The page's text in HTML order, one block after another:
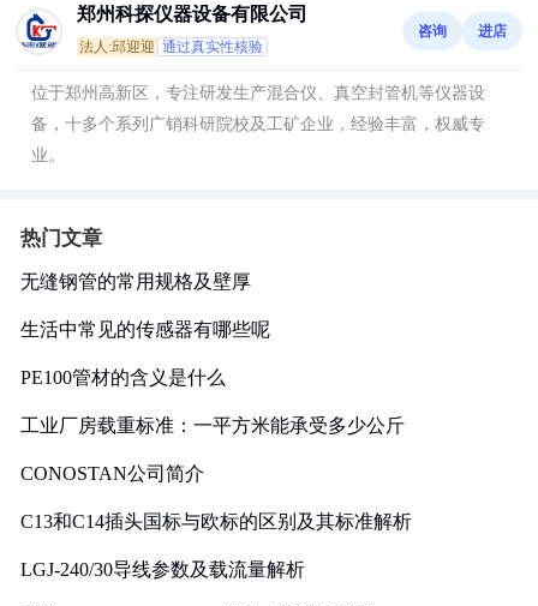
郑州科探仪器设备有限公司
法人:邱迎迎 通过真实性核验
咨询 进店
位于郑州高新区，专注研发生产混合仪、真空封管机等仪器设
备，十多个系列广销科研院校及工矿企业，经验丰富，权威专
业。
热门文章
无缝钢管的常用规格及壁厚
生活中常见的传感器有哪些呢
PE100管材的含义是什么
工业厂房载重标准：一平方米能承受多少公斤
CONOSTAN公司简介
C13和C14插头国标与欧标的区别及其标准解析
LGJ-240/30导线参数及载流量解析